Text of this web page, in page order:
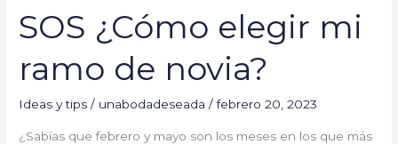
SOS ¿Cómo elegir mi
ramo de novia?
Ideas y tips / unabodadeseada/febrero 20, 2023
¿Sabías que febrero y mayo son los meses en los que más